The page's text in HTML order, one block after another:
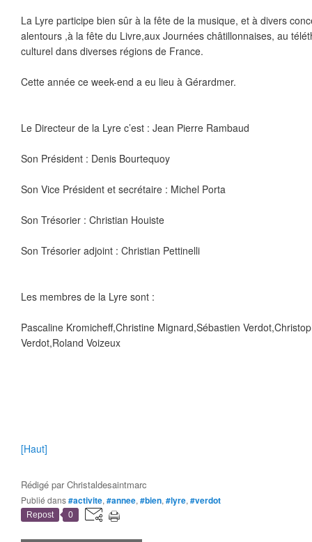
La Lyre participe bien sûr à la fête de la musique, et à divers
alentours ,à la fête du Livre,aux Journées châtillonnaises, au
culturel dans diverses régions de France.
Cette année ce week-end a eu lieu à Gérardmer.
Le Directeur de la Lyre c’est : Jean Pierre Rambaud
Son Président : Denis Bourtequoy
Son Vice Président et secrétaire : Michel Porta
Son Trésorier : Christian Houiste
Son Trésorier adjoint : Christian Pettinelli
Les membres de la Lyre sont :
Pascaline Kromicheff,Christine Mignard,Sébastien
Verdot,Roland Voizeux
[Haut]
Rédigé parChristaldesaintmarc
Publié dans#activite, #annee, #bien, #lyre, #verdot
Repost 0